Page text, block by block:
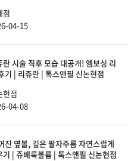
점
04-15
란 시술 직후 모습 대공개! 엠보싱 리
기 | 리쥬란 | 톡스앤필 신논현점
현점
04-08
진 옆볼, 깊은 팔자주름 자연스럽게
기 | 쥬베룩볼륨 | 톡스앤필 신논현점